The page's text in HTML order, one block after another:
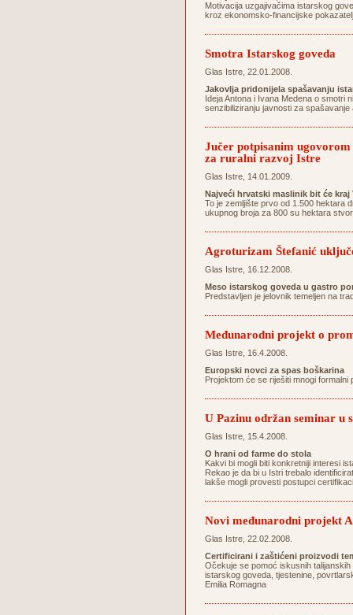
Motivacija uzgajivačima istarskog
kroz ekonomsko-financijske
Smotra Istarskog goveda
Glas Istre, 22.01.2008.
Jakovlja pridonijela spašavanju
Ideja Antona i Ivana Medena o smotri
senzibiliziranju javnosti za
Jučer potpisanim
za ruralni razvoj Istre
Glas Istre, 14.01.2009.
Najveći hrvatski maslinik bit će kraj
To je zemljište prvo od 1.500 hektara
ukupnog broja za 800 su hektara
Agroturizam Štefanić
Glas Istre, 16.12.2008.
Meso istarskog goveda u gastro
Predstavljen je jelovnik temeljen na
Međunarodni projekt o
Glas Istre, 16.4.2008.
Europski novci za spas boškarina
Projektom će se riješiti mnogi
U Pazinu održan seminar
Glas Istre, 15.4.2008.
O hrani od farme do stola
Kakvi bi mogli biti konkretniji interesi
Rekao je da bi u Istri trebalo
lakše mogli provesti postupci
Novi međunarodni projekt
Glas Istre, 22.02.2008.
Certificirani i zaštićeni proizvodi
Očekuje se pomoć iskusnih
istarskog goveda, tjestenine,
Emilia Romagna